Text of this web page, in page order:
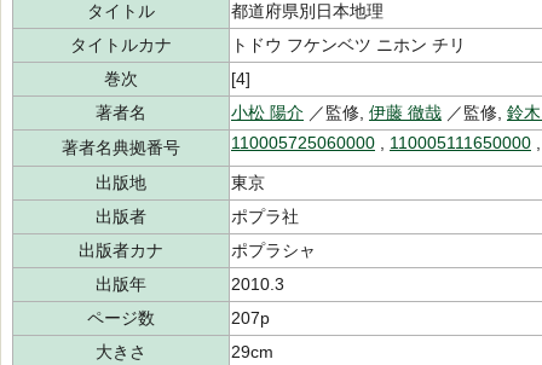
タイトル
都道府県別日本地理
タイトルカナ
トドウ フケンベツ ニホン チリ
巻次
[4]
著者名
小松 陽介 ／監修, 伊藤 徹哉 ／監修, 鈴
著者名典拠番号
110005725060000 110005111650000
出版地
東京
出版者
ポプラ社
出版者カナ
ポプラシャ
出版年
2010.3
ページ数
207p
大きさ
29cm